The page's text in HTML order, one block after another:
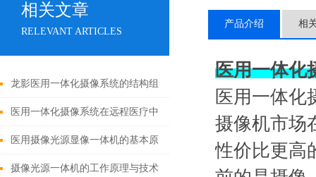
相关文章
RELEVANT ARTICLES
龙影医用一体化摄像系统的结构组
成与功能优势
医用一体化摄像系统在远程医疗中
的应用
医用摄像光源显像一体机的基本原
理与构成
摄像光源一体机的工作原理与技术
产品介绍 相
医用一体化
医用一体化
摄像机市场
性价比更高